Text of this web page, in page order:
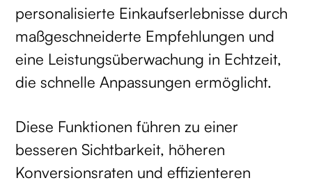
personalisierte Einkaufserlebnisse durch
maßgeschneiderte Empfehlungen und
eine Leistungsüberwachung in Echtzeit,
die schnelle Anpassungen ermöglicht.
Diese Funktionen führen zu einer
besseren Sichtbarkeit, höheren
Konversionsraten und effizienteren